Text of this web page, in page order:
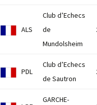
ALS
Club d’Echecs
de
Mundolsheim
PDL
Club d’Echecs
de Sautron
GARCHE-